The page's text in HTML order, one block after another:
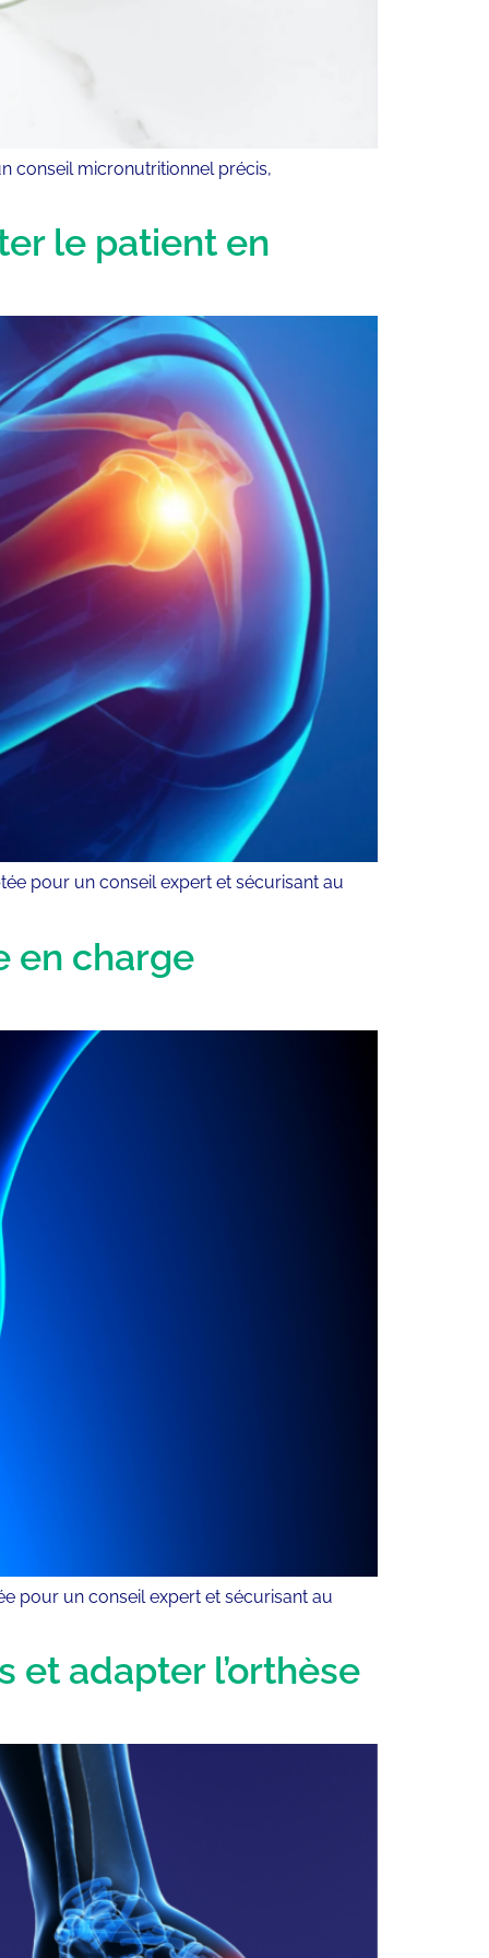
conseil micronutritionnel précis,
le patient en
pour un conseil expert et sécurisant au
en charge
pour un conseil expert et sécurisant au
adapter l’orthèse